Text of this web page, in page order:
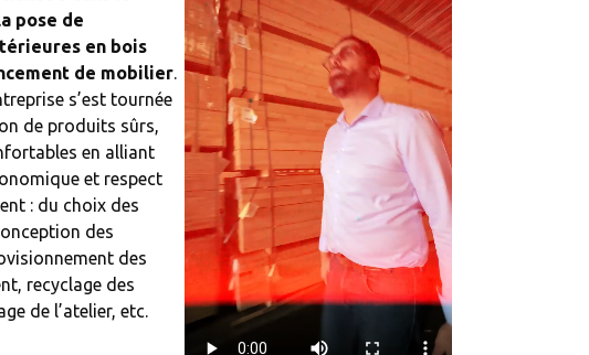
pose de
en bois
de mobilier.
s’est tournée
de produits sûrs,
en alliant
et respect
: du choix des
des
des
recyclage des
de l’atelier, etc.